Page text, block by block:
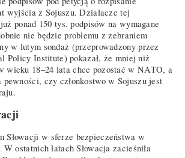
wyjścia z Sojuszu. Działacze tej
ponad 150 tys. podpisów na wymagane
nie będzie problemu z zebraniem
w lutym sondaż (przeprowadzony przez
Policy Institute) pokazał, że mniej niż
wieku 18–24 lata chce pozostać w NATO, a
czy członkostwo w Sojuszu jest
Słowacji w sferze bezpieczeństwa w
ostatnich latach Słowacja zacieśniła